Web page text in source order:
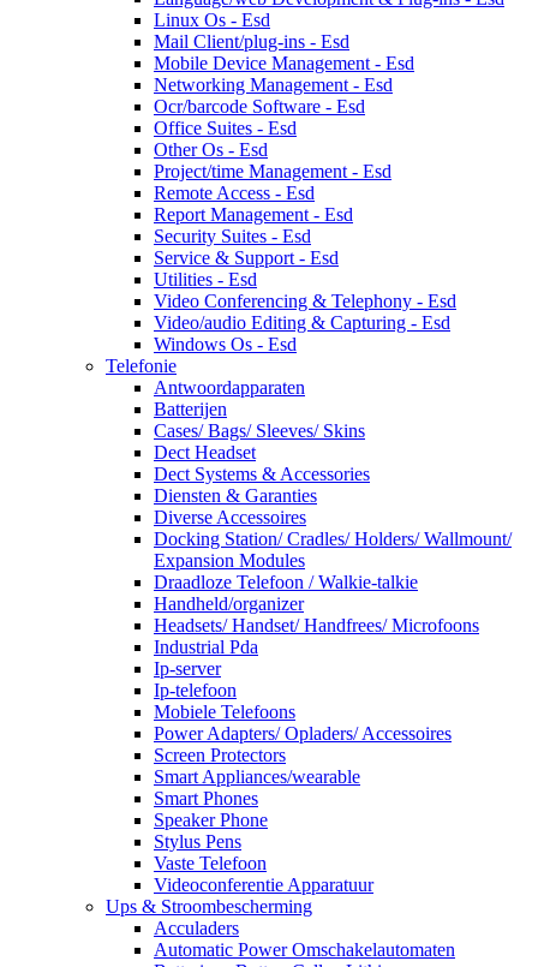
Linux Os - Esd
Mail Client/plug-ins - Esd
Mobile Device Management - Esd
Networking Management - Esd
Ocr/barcode Software - Esd
Office Suites - Esd
Other Os - Esd
Project/time Management - Esd
Remote Access - Esd
Report Management - Esd
Security Suites - Esd
Service & Support - Esd
Utilities - Esd
Video Conferencing & Telephony - Esd
Video/audio Editing & Capturing - Esd
Windows Os - Esd
Telefonie
Antwoordapparaten
Batterijen
Cases/ Bags/ Sleeves/ Skins
Dect Headset
Dect Systems & Accessories
Diensten & Garanties
Diverse Accessoires
Docking Station/ Cradles/ Holders/ Wallmount/
Expansion Modules
Draadloze Telefoon / Walkie-talkie
Handheld/organizer
Headsets/ Handset/ Handfrees/ Microfoons
Industrial Pda
Ip-server
Ip-telefoon
Mobiele Telefoons
Power Adapters/ Opladers/ Accessoires
Screen Protectors
Smart Appliances/wearable
Smart Phones
Speaker Phone
Stylus Pens
Vaste Telefoon
Videoconferentie Apparatuur
Ups & Stroombescherming
Acculaders
Automatic Power Omschakelautomaten